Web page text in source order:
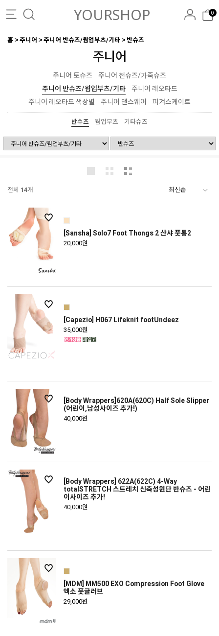
YOURSHOP 0
홈 주니어 주니어 반슈즈/웜업부츠/기타 반슈즈
주니어
주니어 토슈즈
주니어 천슈즈/가죽슈즈
주니어 반슈즈/웜업부츠/기타 주니어 레오타드
주니어 레오타드 색상별
주니어 댄스웨어 피겨스케이트
반슈즈 웜업부츠 기타슈즈
전체 14개
[Sansha] Solo7 Foot Thongs 2 산샤 풋통2
20,000원
[Capezio] H067 Lifeknit footUndeez
35,000원
[Body Wrappers]620A(620C) Half Sole Slipper
(어린이,남성사이즈 추가!)
40,000원
[Body Wrappers] 622A(622C) 4-Way
totalSTRETCH 스트레치 신축성원단 반슈즈 - 어린
이사이즈 추가!
40,000원
[MDM] MM500 EXO Compression Foot Glove
엑소 풋글러브
29,000원